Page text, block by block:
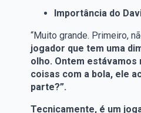
Importância do
“Muito grande. Primeiro,
jogador que tem uma
olho. Ontem estávamos
coisas com a bola, ele
parte?”.
Tecnicamente, é um